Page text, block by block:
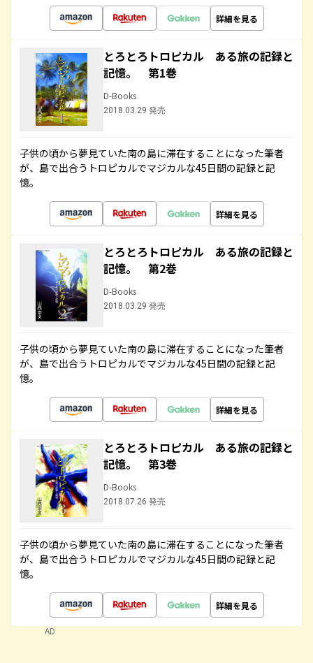
詳細を見る
とろとろトロピカル ある旅の記録と
記憶。 第1巻
D-Books
2018.03.29 発売
子供の頃から夢見ていた南の島に滞在することになった筆者
が、島で出合うトロピカルでマジカルな45日間の記録と記
憶。
詳細を見る
とろとろトロピカル ある旅の記録と
記憶。 第2巻
D-Books
2018.03.29 発売
子供の頃から夢見ていた南の島に滞在することになった筆者
が、島で出合うトロピカルでマジカルな45日間の記録と記
憶。
詳細を見る
とろとろトロピカル ある旅の記録と
記憶。 第3巻
D-Books
2018.07.26 発売
子供の頃から夢見ていた南の島に滞在することになった筆者
が、島で出合うトロピカルでマジカルな45日間の記録と記
憶。
詳細を見る
AD